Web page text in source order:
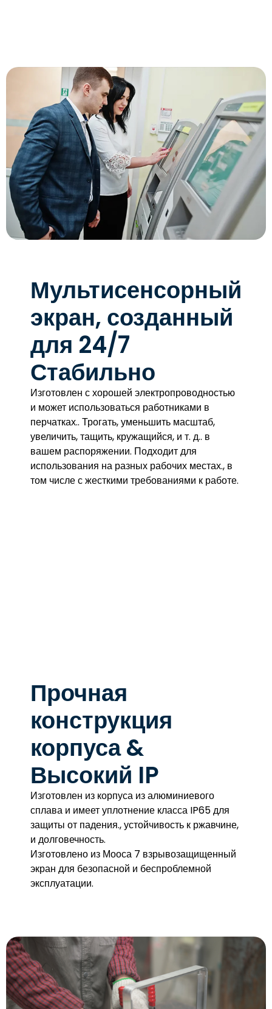
Мультисенсорный
экран, созданный
для 24/7
Стабильно
Изготовлен с хорошей электропроводностью
и может использоваться работниками в
перчатках.. Трогать, уменьшить масштаб,
увеличить, тащить, кружащийся, и т. д.. в
вашем распоряжении. Подходит для
использования на разных рабочих местах., в
том числе с жесткими требованиями к работе.
Прочная
конструкция
корпуса &
Высокий IP
Изготовлен из корпуса из алюминиевого
сплава и имеет уплотнение класса IP65 для
защиты от падения., устойчивость к ржавчине,
и долговечность.
Изготовлено из Мооса 7 взрывозащищенный
экран для безопасной и беспроблемной
эксплуатации.